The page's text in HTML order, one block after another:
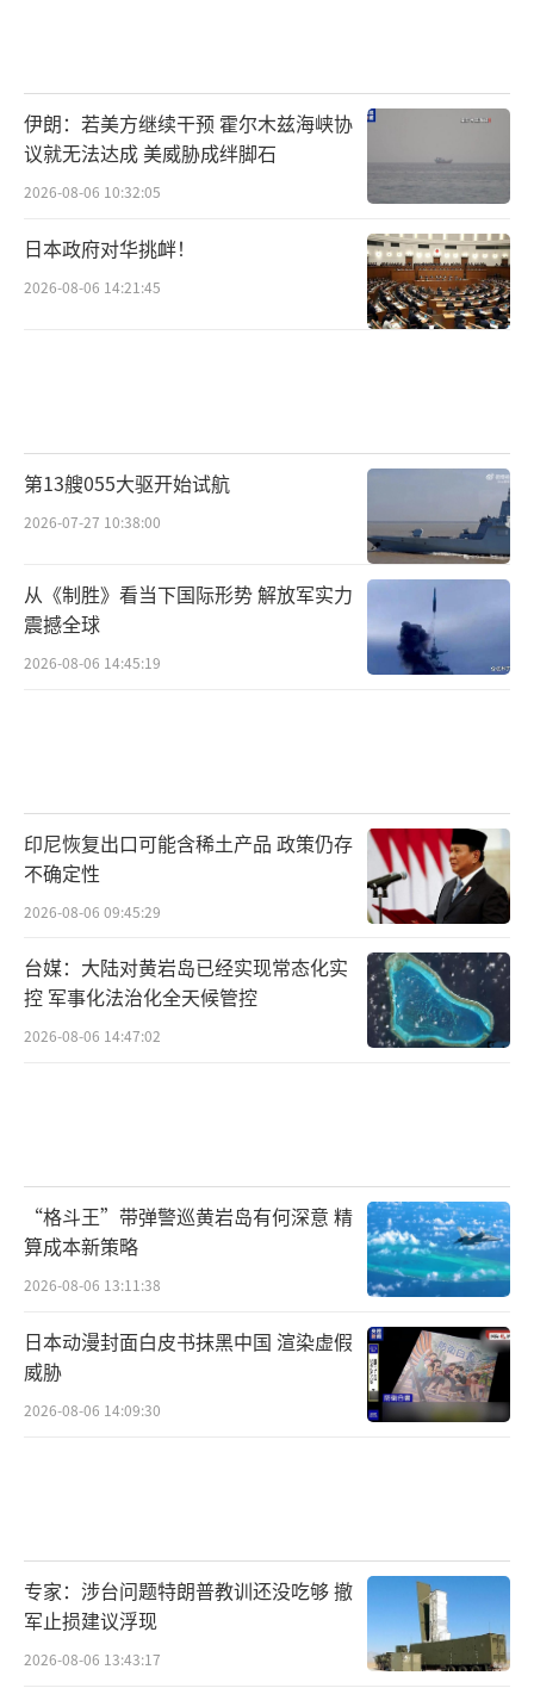
伊朗：若美方继续干预 霍尔木兹海峡协
议就无法达成 美威胁成绊脚石
2026-08-06 10:32:05
日本政府对华挑衅！
2026-08-06 14:21:45
第13艘055大驱开始试航
2026-07-27 10:38:00
从《制胜》看当下国际形势 解放军实力
震撼全球
2026-08-06 14:45:19
印尼恢复出口可能含稀土产品 政策仍存
不确定性
2026-08-06 09:45:29
台媒：大陆对黄岩岛已经实现常态化实
控 军事化法治化全天候管控
2026-08-06 14:47:02
“格斗王”带弹警巡黄岩岛有何深意 精
算成本新策略
2026-08-06 13:11:38
日本动漫封面白皮书抹黑中国 渲染虚假
威胁
2026-08-06 14:09:30
专家：涉台问题特朗普教训还没吃够 撤
军止损建议浮现
2026-08-06 13:43:17